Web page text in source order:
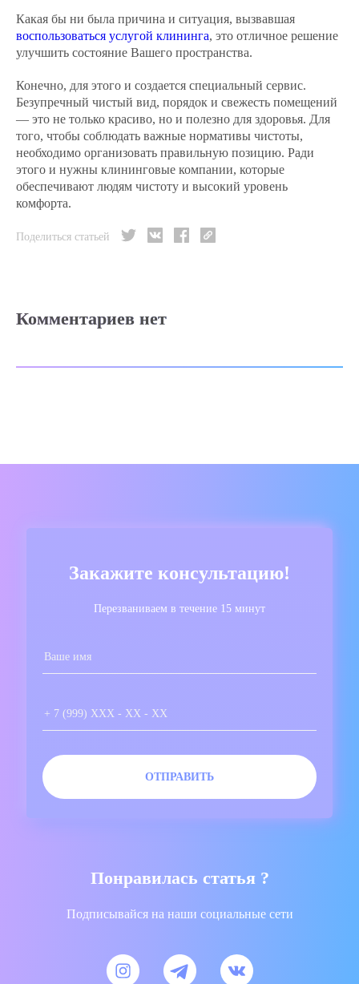
Какая бы ни была причина и ситуация, вызвавшая
воспользоваться услугой клининга, это отличное решение
улучшить состояние Вашего пространства.
Конечно, для этого и создается специальный сервис.
Безупречный чистый вид, порядок и свежесть помещений
— это не только красиво, но и полезно для здоровья. Для
того, чтобы соблюдать важные нормативы чистоты,
необходимо организовать правильную позицию. Ради
этого и нужны клининговые компании, которые
обеспечивают людям чистоту и высокий уровень
комфорта.
Поделиться статьей
Комментариев нет
Закажите консультацию!
Перезваниваем в течение 15 минут
Понравилась статья ?
Подписывайся на наши социальные сети